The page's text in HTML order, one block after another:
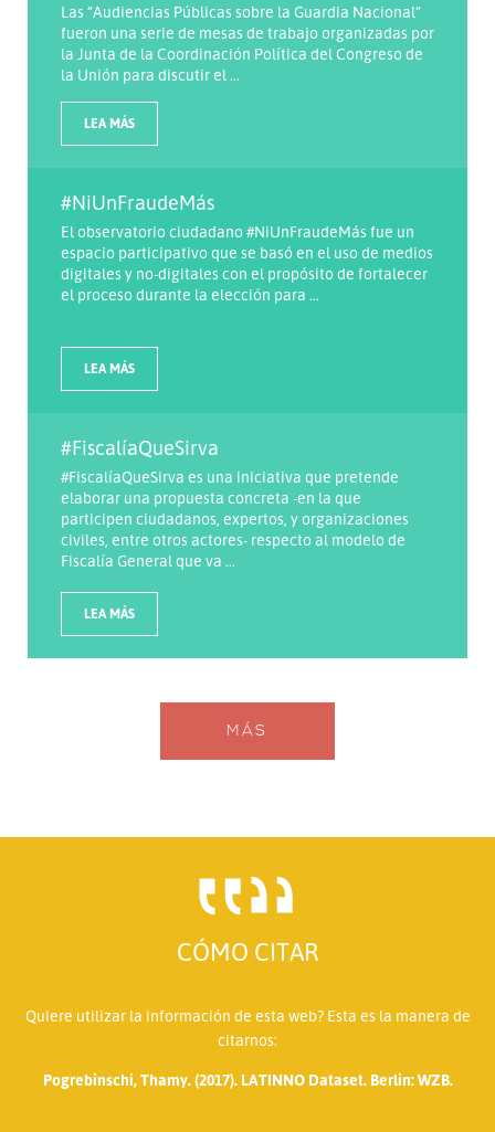
Las “Audiencias Públicas sobre la Guardia Nacional”
fueron una serie de mesas de trabajo organizadas por
la Junta de la Coordinación Política del Congreso de
la Unión para discutir el ...
LEA MÁS
#NiUnFraudeMás
El observatorio ciudadano #NiUnFraudeMás fue un
espacio participativo que se basó en el uso de medios
digitales y no-digitales con el propósito de fortalecer
el proceso durante la elección para ...
LEA MÁS
#FiscalíaQueSirva
#FiscalíaQueSirva es una iniciativa que pretende
elaborar una propuesta concreta -en la que
participen ciudadanos, expertos, y organizaciones
civiles, entre otros actores- respecto al modelo de
Fiscalía General que va ...
LEA MÁS
MÁS
CÓMO CITAR
Quiere utilizar la información de esta web? Esta es la manera de
citarnos:
Pogrebinschi, Thamy. (2017). LATINNO Dataset. Berlin: WZB.